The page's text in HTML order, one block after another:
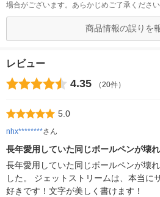
場合がございます。あらかじめご了承ください
商品情報の誤りを
レビュー
4.35 （20件）
5.0
nhx********さん
長年愛用していた同じボールペンが壊
長年愛用していた同じボールペンが壊
した。 ジェットストリームは、本当に
好きです！文字が美しく書けます！